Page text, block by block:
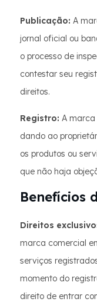
Publicação: A
jornal oficial ou
o processo de
contestar seu
direitos.
Registro: A
dando ao
os produtos ou
que não haja
Benefícios
Direitos
marca comercial
serviços
momento do
direito de entrar